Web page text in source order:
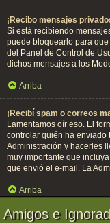
¡Recibo mensajes
Si está recibiendo
puede bloquearlo para
del Panel de Control de
dichos mensajes a los
Arriba
¡Recibí spam o correos
Lamentamos oír eso. El
controlar quién ha enviado
Administración y hacerles
muy importante que
que envió el e-mail. La
Arriba
Amigos e